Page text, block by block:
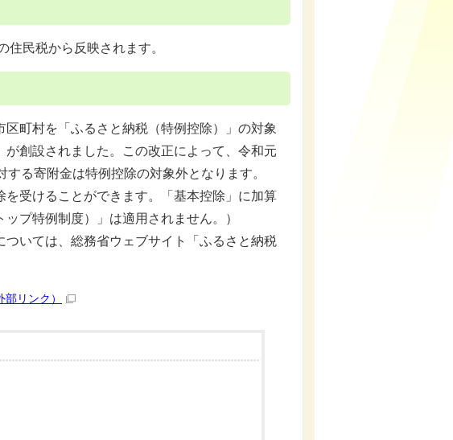
民税から反映されます。
町村を「ふるさと納税（特例控除）」の対象
創設されました。この改正によって、令和元
る寄附金は特例控除の対象外となります。
を受けることができます。「基本控除」に加算
プ特例制度）」は適用されません。）
いては、総務省ウェブサイト「ふるさと納税
部リンク）